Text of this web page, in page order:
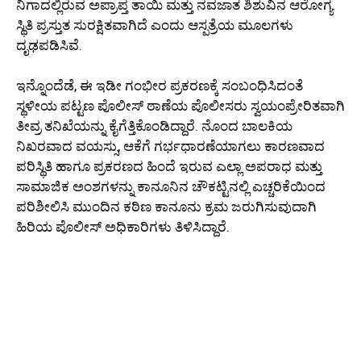
ನಿಗಾದಲ್ಲಿರುವ ಅಪ್ರಾಪ್ತ ತಾಯಿ ಮತ್ತು ನವಜಾತ ಶಿಶುವಿನ ಆರೋಗ್ಯ
ಸ್ಥಿತಿ ಪ್ರಸ್ತುತ ಸುರಕ್ಷಿತವಾಗಿದೆ ಎಂದು ಆಸ್ಪತ್ರೆಯ ಮೂಲಗಳು
ದೃಢಪಡಿಸಿವೆ.
ಇನ್ನೊಂದೆಡೆ, ಈ ಇಡೀ ಗಂಭೀರ ಪ್ರಕರಣಕ್ಕೆ ಸಂಬಂಧಿಸಿದಂತೆ
ಸ್ಥಳೀಯ ಪಟ್ಟಣ ಪೊಲೀಸ್ ಠಾಣೆಯ ಪೊಲೀಸರು ಸ್ವಯಂಪ್ರೇರಿತವಾಗಿ
ತೀವ್ರ ತನಿಖೆಯನ್ನು ಕೈಗೆತ್ತಿಕೊಂಡಿದ್ದಾರೆ. ನೊಂದ ಬಾಲಕಿಯ
ನಿಖರವಾದ ವಯಸ್ಸು, ಆಕೆಗೆ ಗರ್ಭಧಾರಣೆಯಾಗಲು ಕಾರಣವಾದ
ಪರಿಸ್ಥಿತಿ ಹಾಗೂ ಪ್ರಕರಣದ ಹಿಂದೆ ಇರುವ ಎಲ್ಲಾ ಅಪರಾಧ ಮತ್ತು
ಸಾಮಾಜಿಕ ಅಂಶಗಳನ್ನು ಕಾನೂನಿನ ಚೌಕಟ್ಟಿನಲ್ಲಿ ಎಚ್ಚರಿಕೆಯಿಂದ
ಪರಿಶೀಲಿಸಿ ಮುಂದಿನ ಕಠಿಣ ಕಾನೂನು ಕ್ರಮ ಜರುಗಿಸುವುದಾಗಿ
ಹಿರಿಯ ಪೊಲೀಸ್ ಅಧಿಕಾರಿಗಳು ತಿಳಿಸಿದ್ದಾರೆ.